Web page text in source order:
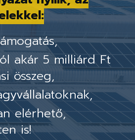
akár 5 milliárd Ft
összeg,
elérhető,
is!